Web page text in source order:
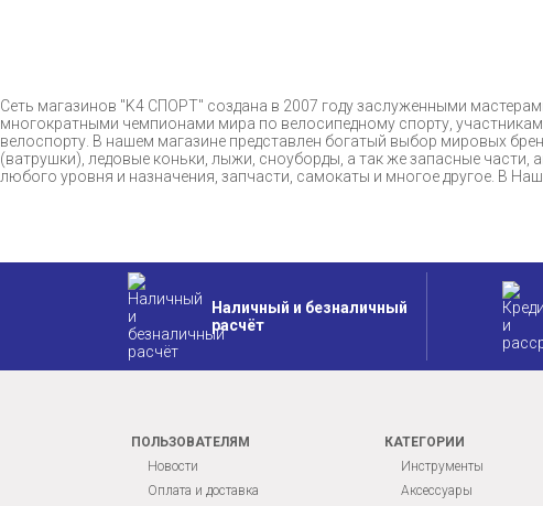
Сеть магазинов "K4 СПОРТ" создана в 2007 году заслуженными
многократными чемпионами мира по велосипедному спорту,
велоспорту. В нашем магазине представлен богатый выбор мировых
(ватрушки), ледовые коньки, лыжи, сноуборды, а так же запасные
любого уровня и назначения, запчасти, самокаты и многое другое. В
Наличный и безналичный
расчёт
ПОЛЬЗОВАТЕЛЯМ
Новости
Оплата и доставка
КАТЕГОРИИ
Инструменты
Аксессуары